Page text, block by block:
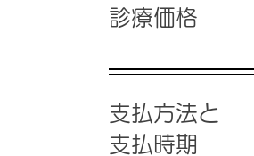
診療価格
支払方法と
支払時期